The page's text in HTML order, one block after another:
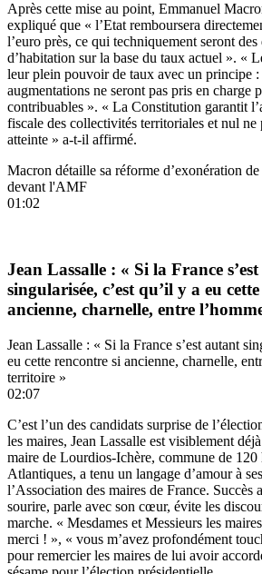
Après cette mise au point, Emmanuel
expliqué que « l’Etat remboursera
l’euro près, ce qui techniquement seront
d’habitation sur la base du taux actuel ». «
leur plein pouvoir de taux avec un principe :
augmentations ne seront pas pris en charge
contribuables ». « La Constitution garantit
fiscale des collectivités territoriales et nul ne
atteinte » a-t-il affirmé.
Macron détaille sa réforme d’exonération
devant l'AMF
01:02
Jean Lassalle : « Si la France
singularisée, c’est qu’il y a eu
ancienne, charnelle, entre
Jean Lassalle : « Si la France s’est autant
eu cette rencontre si ancienne, charnelle,
territoire »
02:07
C’est l’un des candidats surprise de
les maires, Jean Lassalle est visiblement
maire de Lourdios-Ichère, commune de 120
Atlantiques, a tenu un langage d’amour à
l’Association des maires de France. Succès
sourire, parle avec son cœur, évite les
marche. « Mesdames et Messieurs les
merci ! », « vous m’avez profondément
pour remercier les maires de lui avoir